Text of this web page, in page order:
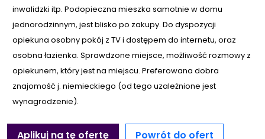
inwalidzki itp. Podopieczna mieszka samotnie w domu
jednorodzinnym, jest blisko po zakupy. Do dyspozycji
opiekuna osobny pokój z TV i dostępem do internetu, oraz
osobna łazienka. Sprawdzone miejsce, możliwość rozmowy z
opiekunem, który jest na miejscu. Preferowana dobra
znajomość j. niemieckiego (od tego uzależnione jest
wynagrodzenie).
Aplikuj na tę ofertę Powrót do ofert